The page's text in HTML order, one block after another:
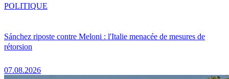
Sánchez riposte contre Meloni : l'Italie menacée de mesures de
rétorsion
07.08.2026
POLITIQUE